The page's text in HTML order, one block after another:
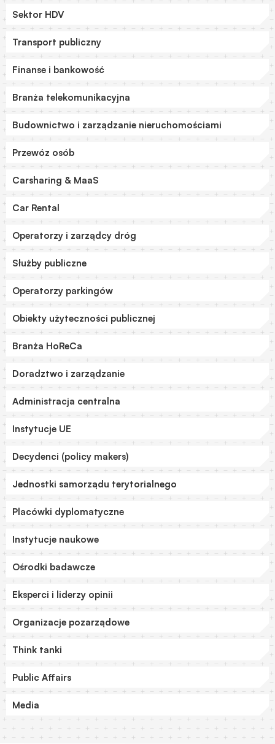
Sektor HDV
Transport publiczny
Finanse i bankowość
Branża telekomunikacyjna
Budownictwo i zarządzanie nieruchomościami
Przewóz osób
Carsharing & MaaS
Car Rental
Operatorzy i zarządcy dróg
Służby publiczne
Operatorzy parkingów
Obiekty użyteczności publicznej
Branża HoReCa
Doradztwo i zarządzanie
Administracja centralna
Instytucje UE
Decydenci (policy makers)
Jednostki samorządu terytorialnego
Placówki dyplomatyczne
Instytucje naukowe
Ośrodki badawcze
Eksperci i liderzy opinii
Organizacje pozarządowe
Think tanki
Public Affairs
Media